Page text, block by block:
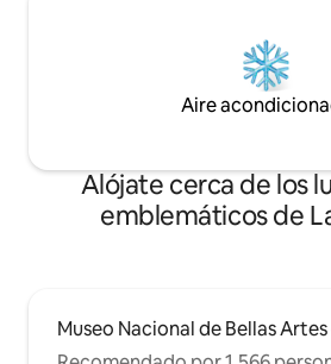
Aire
Alójate cerca de los
emblemáticos de
Museo Nacional de Bellas